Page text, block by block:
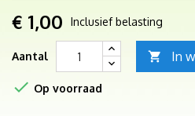
€ 1,00 Inclusief belasting
Aantal  In
 Op voorraad